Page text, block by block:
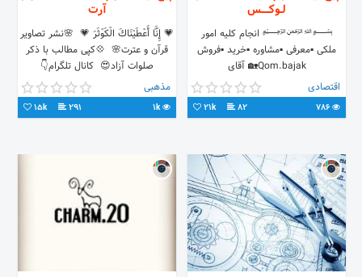
لـوکـــــس
﷽ انجام کلیه امور
ملکی ▪معرفی ▪مشاوره ▪خرید ▪فروش
Qom.bajak🏡 آقای
عظیمی♧09127486612 دفتر☎
02537502473 کانال تلگرامی 👇👇👇
اقتصادی
82
21k
آرت
💗 إِنَّا أَعْطَيْنَاكَ الْكَوْثَرَ 💗 ‌ 🌸نشر تصاویر
قرآن و عترت🌸 ‌ 💠کپی مطالب با ذکر
صلوات آزاد😍 ‌‌ کانال تلگرام👇
مذهبی
1k
291
15k